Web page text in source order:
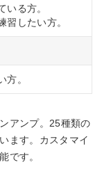
いる方。
習したい方。
方。
アンプ。25種類の
ます。カスタマイ
です。